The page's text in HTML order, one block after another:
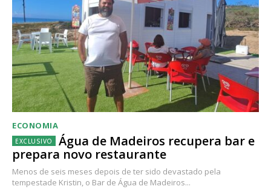
ECONOMIA
Água de Madeiros recupera bar e
prepara novo restaurante
Menos de seis meses depois de ter sido devastado pela
tempestade Kristin, o Bar de Água de Madeiros...